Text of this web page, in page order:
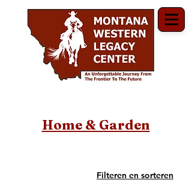
Home & Garden
Filteren en sorteren